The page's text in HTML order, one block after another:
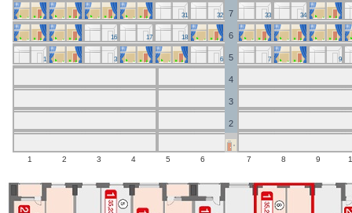
31 32 7 33 34
16 17 18 6
1 3 6 5 7 9
4
3
2
1 2 3 4 5 6 7 8 9